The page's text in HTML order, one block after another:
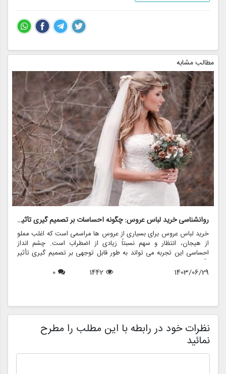
مطالب مشابه
روانشناسی خرید لباس عروس: چگونه احساسات بر تصمیم گیری تأثیر می گذارد
خرید لباس عروس برای بسیاری از عروس ها مراسمی است که اغلب مملو
از هیجان، انتظار و سهم نسبتاً زیادی از اضطراب است. چشم انداز
احساسی این تجربه می تواند به طور قابل توجهی بر تصمیم گیری تأثیر
بگذارد و منجر به انتخاب هایی شود که نه تنها سبک شخصی بلکه عوامل
روانی عمیق تری را نیز منعکس می کند. در این مقاله، روانشناسی خرید
1403/06/29
1442
0
نظرات خود در رابطه با این مطلب را مطرح
نمائید